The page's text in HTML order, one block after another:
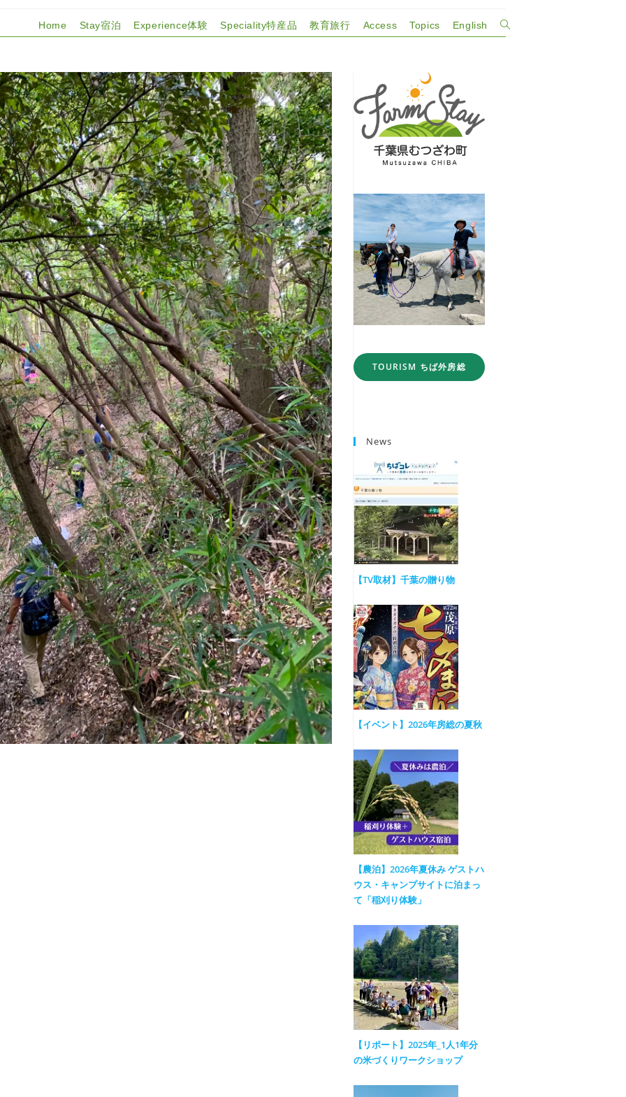
Home Stay宿泊 Experience体験 Speciality特産品 教育旅行 Access Topics English
ウ
ェ
TOURISM ちば外房総
News
【TV取材】千葉の贈り物
【イベント】2026年房総の夏秋
【農泊】2026年夏休み ゲストハ
ウス・キャンプサイトに泊まっ
て「稲刈り体験」
【リポート】2025年_1人1年分
の米づくりワークショップ